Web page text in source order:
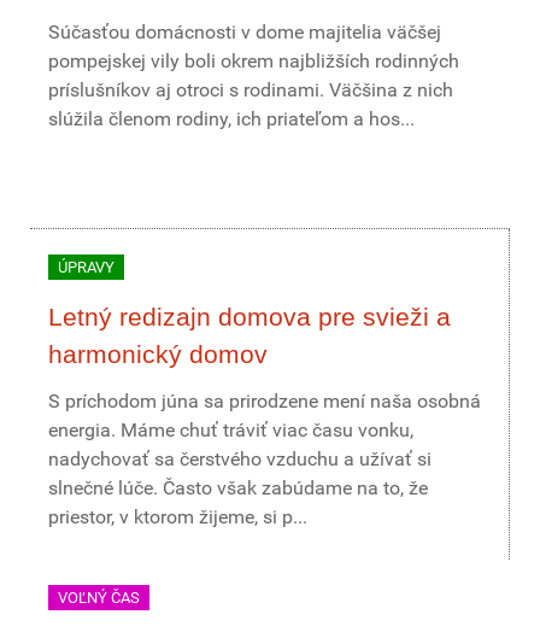
Súčasťou domácnosti v dome majitelia väčšej
pompejskej vily boli okrem najbližších rodinných
príslušníkov aj otroci s rodinami. Väčšina z nich
slúžila členom rodiny, ich priateľom a hos...
ÚPRAVY
Letný redizajn domova pre svieži a
harmonický domov
S príchodom júna sa prirodzene mení naša osobná
energia. Máme chuť tráviť viac času vonku,
nadychovať sa čerstvého vzduchu a užívať si
slnečné lúče. Často však zabúdame na to, že
priestor, v ktorom žijeme, si p...
VOĽNÝ ČAS